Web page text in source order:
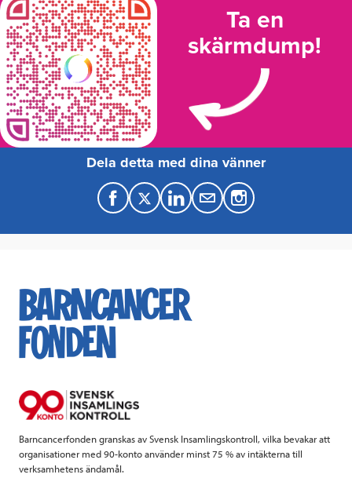
Ta en
skärmdump!
Dela detta med dina vänner
F
a
e
b
k
T
w
t
t
L
i
k
e
M
a
Barncancerfonden granskas av Svensk Insamlingskontroll, vilka bevakar att
organisationer med 90-konto använder minst 75 % av intäkterna till
verksamhetens ändamål.